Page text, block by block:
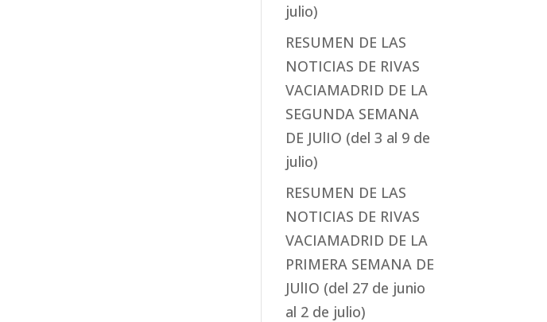
julio)
RESUMEN DE LAS
NOTICIAS DE RIVAS
VACIAMADRID DE LA
SEGUNDA SEMANA
DE JUlIO (del 3 al 9 de
julio)
RESUMEN DE LAS
NOTICIAS DE RIVAS
VACIAMADRID DE LA
PRIMERA SEMANA DE
JUlIO (del 27 de junio
al 2 de julio)